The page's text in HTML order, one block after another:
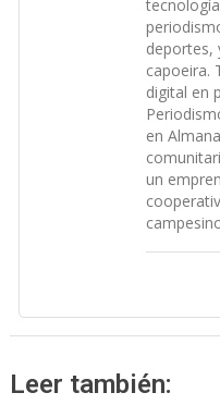
deportes,
capoeira.
digital en
en
un
Leer también: